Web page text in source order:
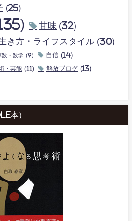
(25)
甘味 (32)
き方・ライフスタイル (30)
数・数学 (9) 自信 (14)
・芸能 (11) 解放ブログ (13)
本）